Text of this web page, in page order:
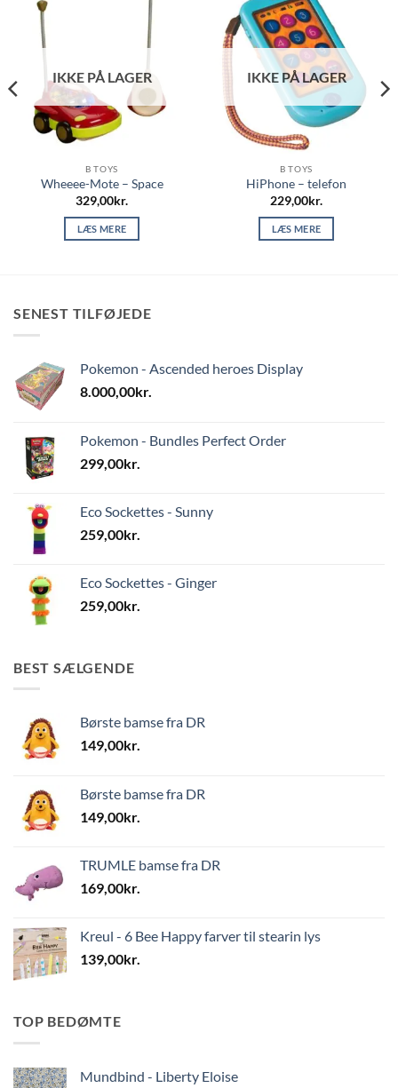
IKKE PÅ LAGER
B TOYS
Wheeee-Mote – Space
329,00kr.
LÆS MERE
IKKE PÅ LAGER
B TOYS
HiPhone – telefon
229,00kr.
LÆS MERE
SENEST TILFØJEDE
Pokemon - Ascended heroes Display
8.000,00kr.
Pokemon - Bundles Perfect Order
299,00kr.
Eco Sockettes - Sunny
259,00kr.
Eco Sockettes - Ginger
259,00kr.
BEST SÆLGENDE
Børste bamse fra DR
149,00kr.
Børste bamse fra DR
149,00kr.
TRUMLE bamse fra DR
169,00kr.
Kreul - 6 Bee Happy farver til stearin lys
139,00kr.
TOP BEDØMTE
Mundbind - Liberty Eloise